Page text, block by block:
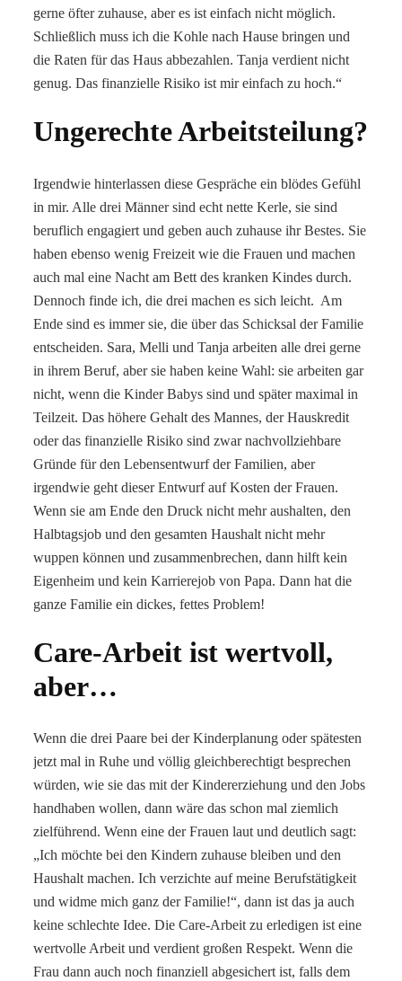
gerne öfter zuhause, aber es ist einfach nicht möglich.
Schließlich muss ich die Kohle nach Hause bringen und
die Raten für das Haus abbezahlen. Tanja verdient nicht
genug. Das finanzielle Risiko ist mir einfach zu hoch.“
Ungerechte Arbeitsteilung?
Irgendwie hinterlassen diese Gespräche ein blödes Gefühl
in mir. Alle drei Männer sind echt nette Kerle, sie sind
beruflich engagiert und geben auch zuhause ihr Bestes. Sie
haben ebenso wenig Freizeit wie die Frauen und machen
auch mal eine Nacht am Bett des kranken Kindes durch.
Dennoch finde ich, die drei machen es sich leicht. Am
Ende sind es immer sie, die über das Schicksal der Familie
entscheiden. Sara, Melli und Tanja arbeiten alle drei gerne
in ihrem Beruf, aber sie haben keine Wahl: sie arbeiten gar
nicht, wenn die Kinder Babys sind und später maximal in
Teilzeit. Das höhere Gehalt des Mannes, der Hauskredit
oder das finanzielle Risiko sind zwar nachvollziehbare
Gründe für den Lebensentwurf der Familien, aber
irgendwie geht dieser Entwurf auf Kosten der Frauen.
Wenn sie am Ende den Druck nicht mehr aushalten, den
Halbtagsjob und den gesamten Haushalt nicht mehr
wuppen können und zusammenbrechen, dann hilft kein
Eigenheim und kein Karrierejob von Papa. Dann hat die
ganze Familie ein dickes, fettes Problem!
Care-Arbeit ist wertvoll,
aber…
Wenn die drei Paare bei der Kinderplanung oder spätesten
jetzt mal in Ruhe und völlig gleichberechtigt besprechen
würden, wie sie das mit der Kindererziehung und den Jobs
handhaben wollen, dann wäre das schon mal ziemlich
zielführend. Wenn eine der Frauen laut und deutlich sagt:
„Ich möchte bei den Kindern zuhause bleiben und den
Haushalt machen. Ich verzichte auf meine Berufstätigkeit
und widme mich ganz der Familie!“, dann ist das ja auch
keine schlechte Idee. Die Care-Arbeit zu erledigen ist eine
wertvolle Arbeit und verdient großen Respekt. Wenn die
Frau dann auch noch finanziell abgesichert ist, falls dem